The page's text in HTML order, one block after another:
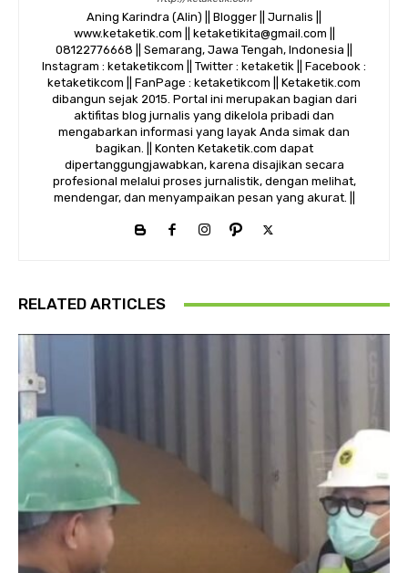
Aning Karindra (Alin) || Blogger || Jurnalis ||
www.ketaketik.com || ketaketikita@gmail.com ||
08122776668 || Semarang, Jawa Tengah, Indonesia ||
Instagram : ketaketikcom || Twitter : ketaketik || Facebook :
ketaketikcom || FanPage : ketaketikcom || Ketaketik.com
dibangun sejak 2015. Portal ini merupakan bagian dari
aktifitas blog jurnalis yang dikelola pribadi dan
mengabarkan informasi yang layak Anda simak dan
bagikan. || Konten Ketaketik.com dapat
dipertanggungjawabkan, karena disajikan secara
profesional melalui proses jurnalistik, dengan melihat,
mendengar, dan menyampaikan pesan yang akurat. ||
RELATED ARTICLES